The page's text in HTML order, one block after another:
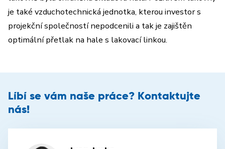
je také vzduchotechnická jednotka, kterou investor s
projekční společností nepodcenili a tak je zajištěn
optimální přetlak na hale s lakovací linkou.
Líbí se vám naše práce? Kontaktujte
nás!